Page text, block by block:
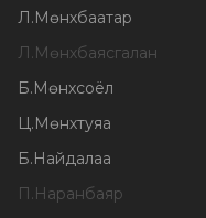
Л . Мөнхбаатар
Л . Мөнхбаясгалан
Б. Мөнхсоёл
Ц. Мөнхтуяа
Б. Найдалаа
П . Наранбаяр